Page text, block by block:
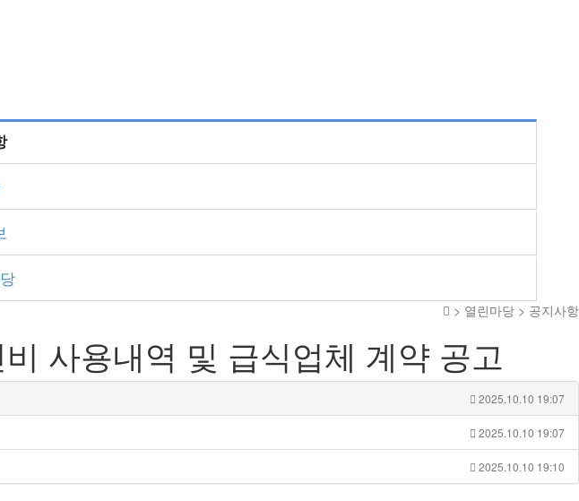
> 열린마당 > 공지사항
사용내역 및 급식업체 계약 공고
2025.10.10 19:07
2025.10.10 19:07
2025.10.10 19:10